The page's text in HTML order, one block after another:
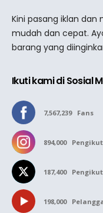
Kini pasang iklan dan
mudah dan cepat.
barang yang
Ikuti kami di Sosial
7,567,239 Fans
894,000 Pengikut
187,400 Pengikut
198,000